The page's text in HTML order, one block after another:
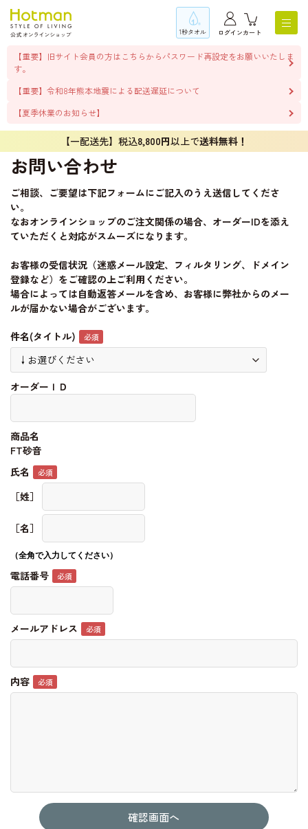
1秒タオル ログインカート
【重要】旧サイト会員の方はこちらからパスワード再設定をお願いいたしま
す。
【重要】令和8年熊本地震による配送遅延について
【夏季休業のお知らせ】
【一配送先】税込8,800円以上で送料無料！
お問い合わせ
ご相談、ご要望は下記フォームにご記入のうえ送信してくださ
い。
なおオンラインショップのご注文関係の場合、オーダーIDを添え
ていただくと対応がスムーズになります。
お客様の受信状況（迷惑メール設定、フィルタリング、ドメイン
登録など）をご確認の上ご利用ください。
場合によっては自動返答メールを含め、お客様に弊社からのメー
ルが届かない場合がございます。
件名(タイトル)
オーダーＩＤ
商品名
FT砂音
氏名
［姓］
［名］
（全角で入力してください）
電話番号
メールアドレス
内容